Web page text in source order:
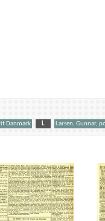
Danmark L Larsen, Gunnar,
politiker Bøhmen C
Chr.
Finland Foss, Erling, ingeniør
Reinhard Holland
Hornborg
K
Kauffmann, Henrik, gesandt